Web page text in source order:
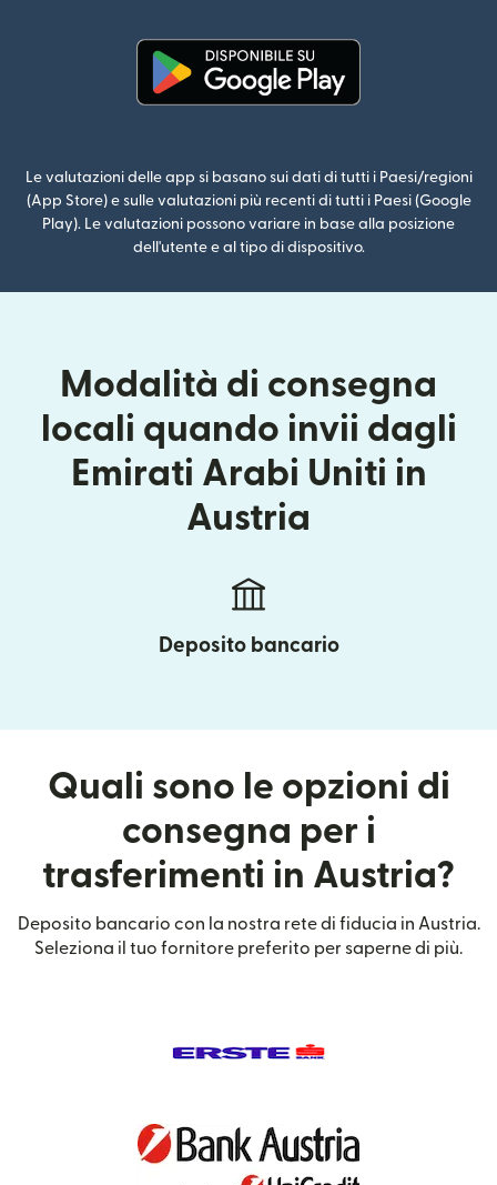
Le valutazioni delle app si basano sui dati di tutti i Paesi/regioni
(App Store) e sulle valutazioni più recenti di tutti i Paesi (Google
Play). Le valutazioni possono variare in base alla posizione
dell'utente e al tipo di dispositivo.
Modalità di consegna
locali quando invii dagli
Emirati Arabi Uniti in
Austria
Deposito bancario
Quali sono le opzioni di
consegna per i
trasferimenti in Austria?
Deposito bancario con la nostra rete di fiducia in Austria.
Seleziona il tuo fornitore preferito per saperne di più.